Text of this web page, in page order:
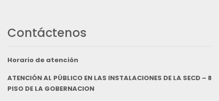
Contáctenos
Horario de atención
ATENCIÓN AL PÚBLICO EN LAS INSTALACIONES DE LA SECD – 8
PISO DE LA GOBERNACION